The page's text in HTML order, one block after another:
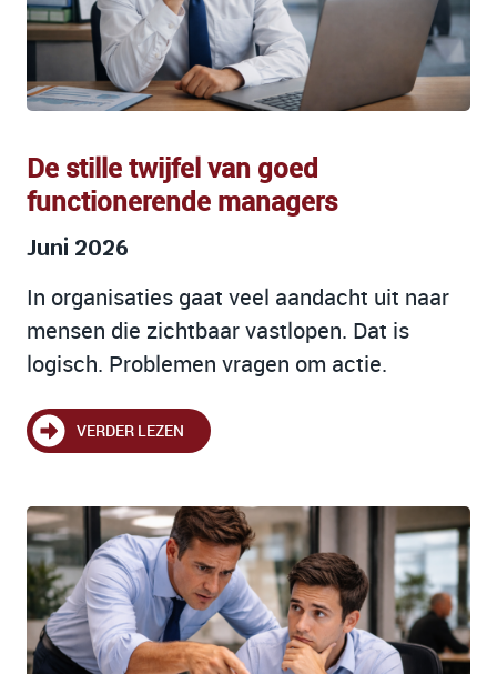
De stille twijfel van goed
functionerende managers
Juni 2026
In organisaties gaat veel aandacht uit naar
mensen die zichtbaar vastlopen. Dat is
logisch. Problemen vragen om actie.
VERDER LEZEN